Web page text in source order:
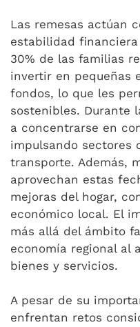
Las remesas actúan
estabilidad
30% de las familias
invertir en pequeñas
fondos, lo que les
sostenibles. Durante
a concentrarse en
impulsando sectores
transporte. Además,
aprovechan estas
mejoras del hogar,
económico local. El
más allá del ámbito
economía regional al
bienes y servicios.
A pesar de su
enfrentan retos